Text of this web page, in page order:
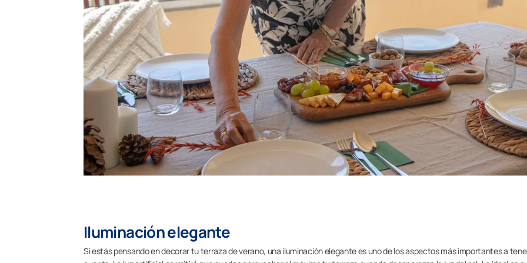
Iluminación elegante
Si estás pensando en decorar tu terraza de verano, una iluminación elegante es uno de los aspectos más importantes a